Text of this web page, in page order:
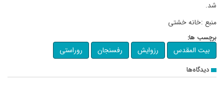
شد.
منبع :خانه خشتی
برچسب ها:
بیت المقدس رزوایش رفسنجان روراستی
دیدگاه‌ها